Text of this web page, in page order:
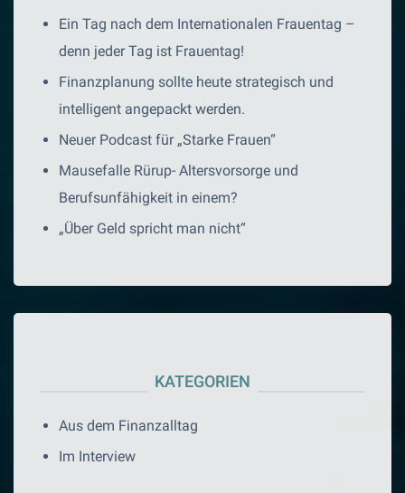
Ein Tag nach dem Internationalen Frauentag –
denn jeder Tag ist Frauentag!
Finanzplanung sollte heute strategisch und
intelligent angepackt werden.
Neuer Podcast für „Starke Frauen“
Mausefalle Rürup- Altersvorsorge und
Berufsunfähigkeit in einem?
„Über Geld spricht man nicht“
KATEGORIEN
Aus dem Finanzalltag
Im Interview